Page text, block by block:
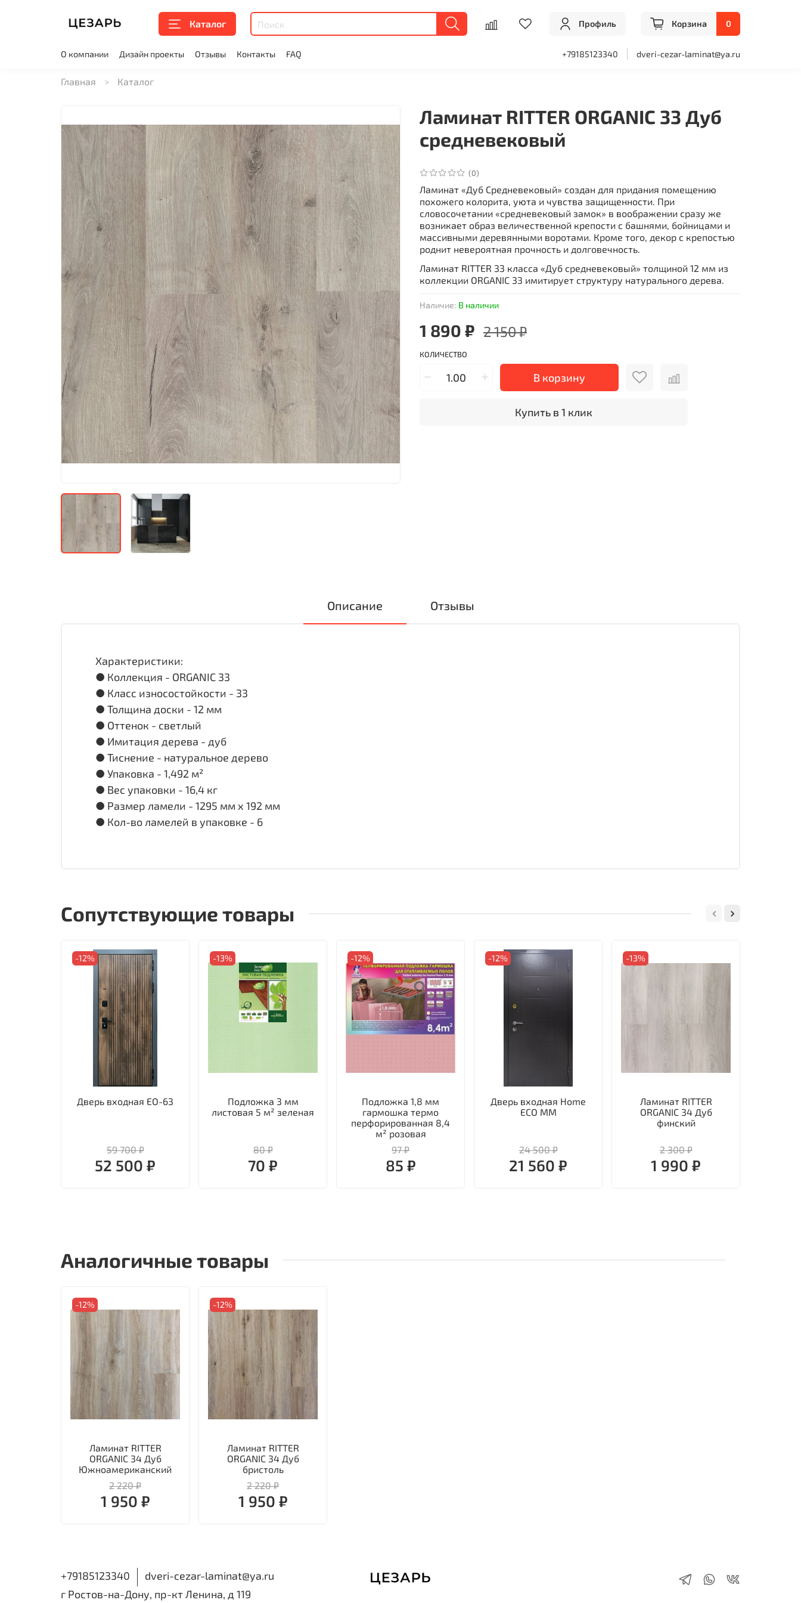
Каталог Профиль Корзина 0
О компании Дизайн проекты Отзывы Контакты FAQ +79185123340 dveri-cezar-laminat@ya.ru
Главная Каталог
(0)
Наличие: В наличии
Ламинат RITTER ORGANIC 33 Дуб
средневековый
1 890 ₽ 2 150 ₽
КОЛИЧЕСТВО
В корзину
Купить в 1 клик
Ламинат «Дуб Средневековый» создан для придания помещению
похожего колорита, уюта и чувства защищенности. При
словосочетании «средневековый замок» в воображении сразу же
возникает образ величественной крепости с башнями, бойницами и
массивными деревянными воротами. Кроме того, декор с крепостью
роднит невероятная прочность и долговечность.
Ламинат RITTER 33 класса «Дуб средневековый» толщиной 12 мм из
коллекции ORGANIC 33 имитирует структуру натурального дерева.
Описание Отзывы
Характеристики:
● Коллекция - ORGANIC 33
● Класс износостойкости - 33
● Толщина доски - 12 мм
● Оттенок - светлый
● Имитация дерева - дуб
● Тиснение - натуральное дерево
● Упаковка - 1,492 м²
● Вес упаковки - 16,4 кг
● Размер ламели - 1295 мм х 192 мм
● Кол-во ламелей в упаковке - 6
Сопутствующие товары
-12%
Дверь входная ЕО-63
59 700 ₽
52 500 ₽
-13%
Подложка 3 мм
листовая 5 м² зеленая
80 ₽
70 ₽
-12%
Подложка 1,8 мм
гармошка термо
перфорированная 8,4
м² розовая
97 ₽
85 ₽
-12%
Дверь входная Home
ECO MM
24 500 ₽
21 560 ₽
-13%
Ламинат RITTER
ORGANIC 34 Дуб
финский
2 300 ₽
1 990 ₽
Аналогичные товары
-12%
Ламинат RITTER
ORGANIC 34 Дуб
Южноамериканский
2 220 ₽
1 950 ₽
-12%
Ламинат RITTER
ORGANIC 34 Дуб
бристоль
2 220 ₽
1 950 ₽
+79185123340
dveri-cezar-laminat@ya.ru
г Ростов-на-Дону, пр-кт Ленина, д 119